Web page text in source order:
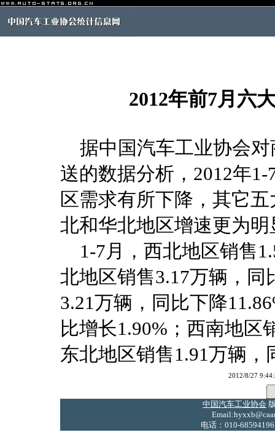
2012年前7月六
据中国汽车工业协会对
送的数据分析，2012年
区需求有所下降，其它
北和华北地区增速更为明
1-7月，西北地区销售
北地区销售3.17万辆，同
3.21万辆，同比下降
比增长1.90%；西南地区
东北地区销售1.91万辆，
2012/8/27
中国汽车工业协会
电话：010-